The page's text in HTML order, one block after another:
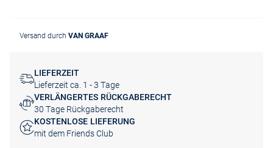
Versand durch VAN GRAAF
LIEFERZEIT
Lieferzeit ca. 1 - 3 Tage
VERLÄNGERTES RÜCKGABERECHT
30 Tage Rückgaberecht
KOSTENLOSE LIEFERUNG
mit dem Friends Club